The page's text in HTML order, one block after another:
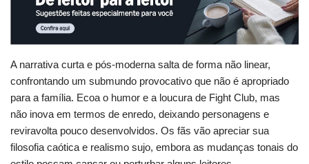
A narrativa curta e pós-moderna salta de forma não linear,
confrontando um submundo provocativo que não é apropriado
para a família. Ecoa o humor e a loucura de Fight Club, mas
não inova em termos de enredo, deixando personagens e
reviravolta pouco desenvolvidos. Os fãs vão apreciar sua
filosofia caótica e realismo sujo, embora as mudanças tonais do